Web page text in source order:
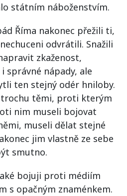
státním náboženstvím.
Říma nakonec přežili ti,
odvrátili. Snažili
zkaženost,
správné nápady, ale
ten stejný odér hniloby.
trochu těmi, proti kterým
nim museli bojovat
museli dělat stejné
jim vlastně ze sebe
smutno.
bojuji proti médiím
s opačným znaménkem.